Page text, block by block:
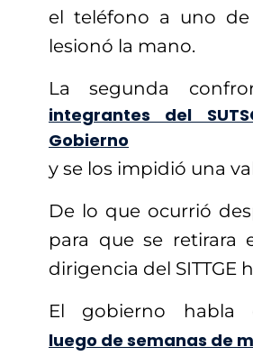
el teléfono a uno de
lesionó la mano.
La segunda
integrantes del
Gobierno
y se los impidió una
De lo que ocurrió
para que se retirara
dirigencia del
El gobierno habla
luego de semanas de